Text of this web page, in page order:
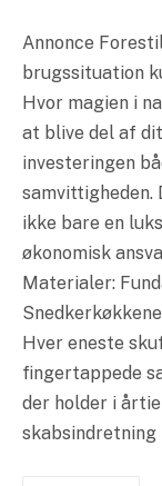
Annonce
brugssituation
Hvor magien i
at blive del af
investeringen
samvittigheden.
ikke bare en
økonomisk
Materialer:
Hver eneste
fingertappede
der holder i
skabsindretning